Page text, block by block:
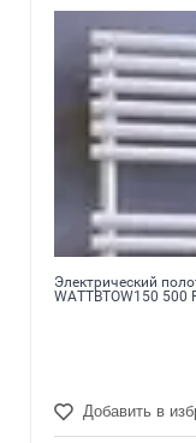
Электрический
WATTBTOW150 500
Добавить в